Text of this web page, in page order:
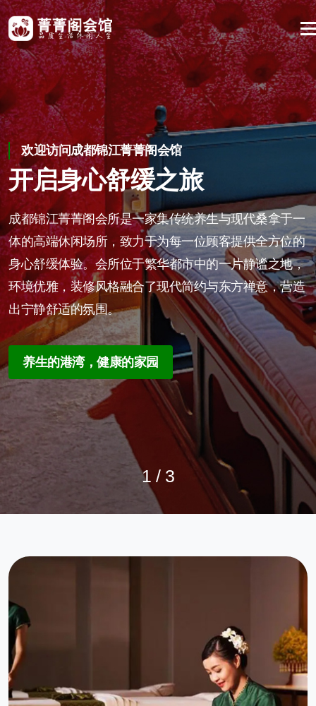
欢迎访问成都锦江菁菁阁会馆
开启身心舒缓之旅
成都锦江菁菁阁会所是一家集传统养生与现代桑拿于一
体的高端休闲场所，致力于为每一位顾客提供全方位的
身心舒缓体验。会所位于繁华都市中的一片静谧之地，
环境优雅，装修风格融合了现代简约与东方禅意，营造
出宁静舒适的氛围。
养生的港湾，健康的家园
在欢乐中留住健康；享受养生的乐趣
让顾客在菁菁阁找到身心的
归宿
菁菁阁会所，不仅是养生的场所，更是心灵的归宿。在
这里，您可以抛却烦恼，享受一场身心的舒缓之旅。
缓解身心 享受乐趣
享受一场身心的舒缓之旅。我们期待您的到来
成都锦江高端养生休闲会所
成都锦江菁菁阁会所，是都市中的一片宁静绿洲，是您
身心放松的港湾，更是您健康养生的家园。在这里，您
可以抛却烦恼，享受一场身心的舒缓之旅。我们期待您
的到来，与您一起开启健康、快乐的生活之旅。
养生为本，关怀于心
1 / 3